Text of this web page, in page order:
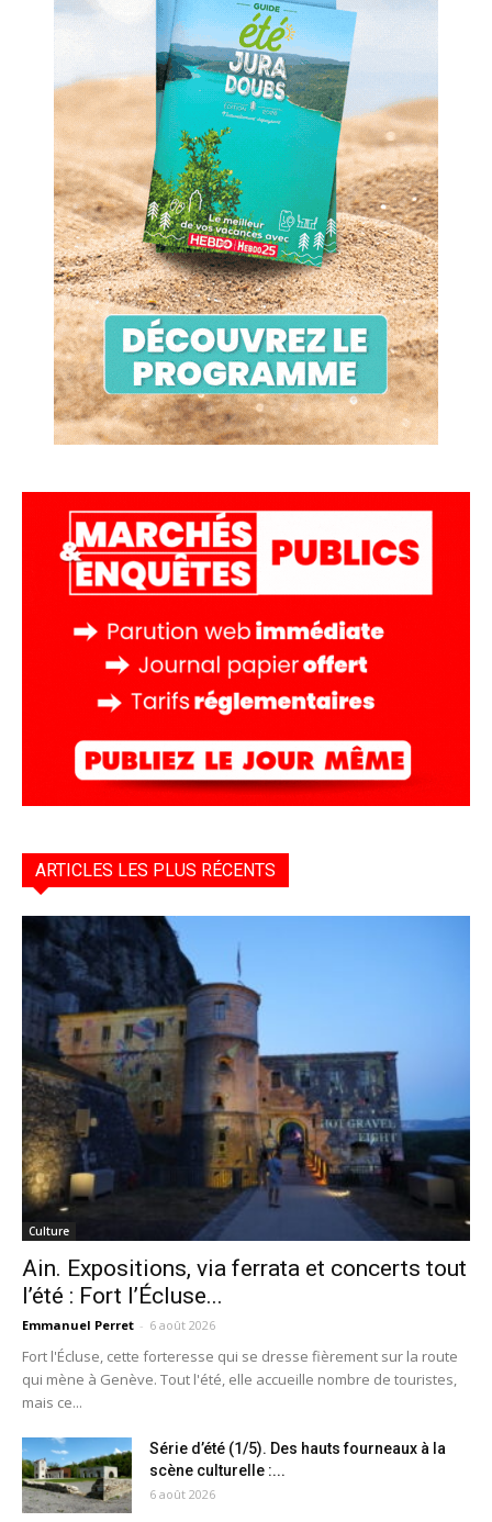
ARTICLES LES PLUS RÉCENTS
Culture
Ain. Expositions, via ferrata et concerts tout
l’été : Fort l’Écluse...
Emmanuel Perret - 6 août 2026
Fort l'Écluse, cette forteresse qui se dresse fièrement sur la route
qui mène à Genève. Tout l'été, elle accueille nombre de touristes,
mais ce...
Série d’été (1/5). Des hauts fourneaux à la
scène culturelle :...
6 août 2026